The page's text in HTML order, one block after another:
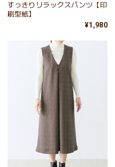
すっきりリラックスパンツ【印
刷型紙】
¥1,980